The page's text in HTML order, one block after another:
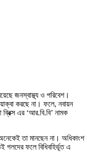
জনস্বাস্থ্য ও পরিবেশ।
করছে না। ফলে, নবায়ন
এর ‘আর.বি.বি’ নামক
তা মানছেন না। অধিকাংশ
গলদের ফলে বিধিবহির্ভূত এ